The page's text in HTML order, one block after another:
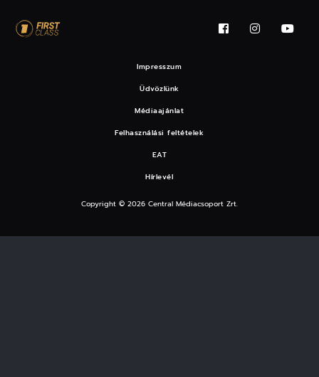
Impresszum
Üdvözlünk
Médiaajánlat
Felhasználási feltételek
EAT
Hírlevél
Copyright © 2026 Central Médiacsoport Zrt.